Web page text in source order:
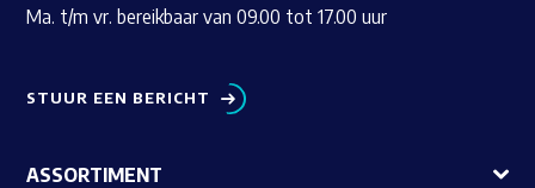
Ma. t/m vr. bereikbaar van 09.00 tot 17.00 uur
STUUR EEN BERICHT
ASSORTIMENT